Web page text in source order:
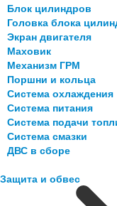
Блок цилиндров
Головка блока
Экран двигателя
Маховик
Механизм ГРМ
Поршни и кольца
Система охлаждения
Система питания
Система подачи
Система смазки
ДВС в сборе
Защита и обвес